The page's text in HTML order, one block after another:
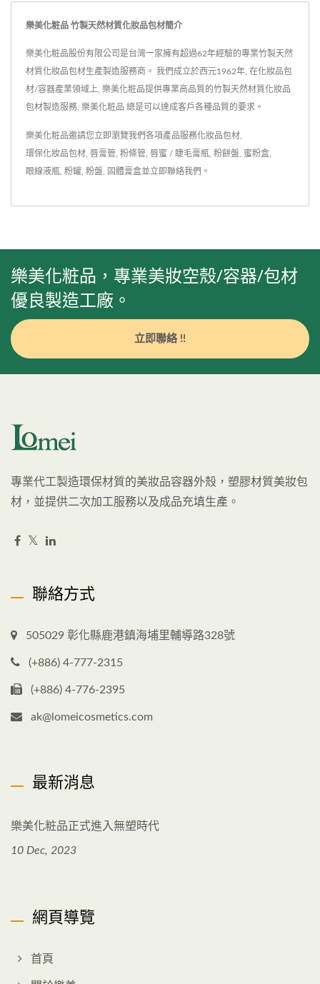
樂美化粧品 竹製天然材質化妝品包材簡介
樂美化粧品股份有限公司是台灣一家擁有超過62年經驗的專業竹製天然
材質化妝品包材生產製造服務商。 我們成立於西元1962年, 在化妝品包
材/容器產業領域上, 樂美化粧品提供專業高品質的竹製天然材質化妝品
包材製造服務, 樂美化粧品 總是可以達成客戶各種品質的要求。
樂美化粧品邀請您立即瀏覽我們各項產品服務化妝品包材,
環保化妝品包材, 唇膏管, 粉條管, 唇蜜 / 睫毛膏瓶, 粉餅盤, 蜜粉盒,
眼線液瓶, 粉罐, 粉盤, 固體膏盒並立即聯絡我們 。
樂美化粧品，專業美妝空殼/容器/包材
優良製造工廠。
立即聯絡 !!
專業代工製造環保材質的美妝品容器外殼，塑膠材質美妝包
材，並提供二次加工服務以及成品充填生產。
聯絡方式
505029 彰化縣鹿港鎮海埔里輔導路328號
(+886) 4-777-2315
(+886) 4-776-2395
ak@lomeicosmetics.com
最新消息
樂美化粧品正式進入無塑時代
10 Dec, 2023
網頁導覽
首頁